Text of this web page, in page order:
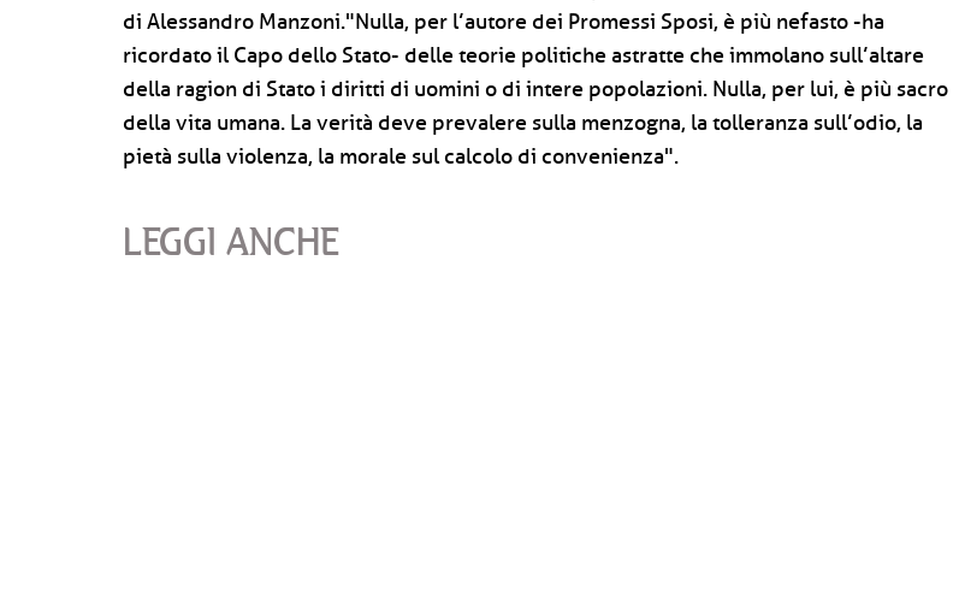
di Alessandro Manzoni."Nulla, per l’autore dei Promessi Sposi, è più nefasto -ha
ricordato il Capo dello Stato- delle teorie politiche astratte che immolano sull’altare
della ragion di Stato i diritti di uomini o di intere popolazioni. Nulla, per lui, è più sacro
della vita umana. La verità deve prevalere sulla menzogna, la tolleranza sull’odio, la
pietà sulla violenza, la morale sul calcolo di convenienza".
LEGGI ANCHE